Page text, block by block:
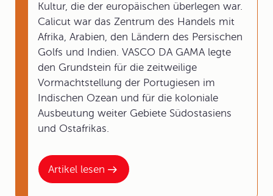
Artikel lesen
Kultur, die der europäischen überlegen war.
Calicut war das Zentrum des Handels mit
Afrika, Arabien, den Ländern des Persischen
Golfs und Indien. VASCO DA GAMA legte
den Grundstein für die zeitweilige
Vormachtstellung der Portugiesen im
Indischen Ozean und für die koloniale
Ausbeutung weiter Gebiete Südostasiens
und Ostafrikas.